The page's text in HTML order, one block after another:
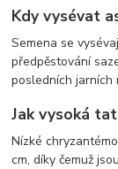
Kdy vysévat
Semena se
předpěstování
posledních jarních
Jak vysoká
Nízké
cm, díky čemuž